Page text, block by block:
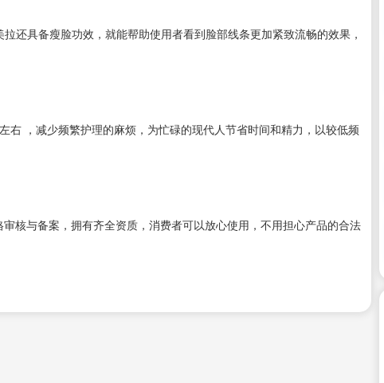
还具备瘦脸功效，就能帮助使用者看到脸部线条更加紧致流畅的效果，
右 ，减少频繁护理的麻烦，为忙碌的现代人节省时间和精力，以较低频
核与备案，拥有齐全资质，消费者可以放心使用，不用担心产品的合法